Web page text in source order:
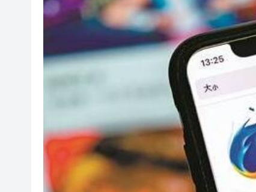
有片｜南亞裔小孩跑出馬路
恒隆委任蔡德粦接替盧韋柏
華僑銀行上半年純利按年增
有片｜香港夜空出現罕見漁